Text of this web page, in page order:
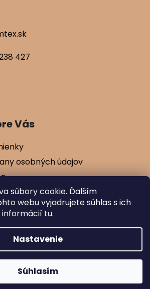
súbory cookie. Ďalším
webu vyjadrujete súhlas s ich
informácií tu.
Nastavenie
Súhlasím
427
Vás
osobných údajov
Vytvoril Shoptet
Mamtex.sk
vyhradené.